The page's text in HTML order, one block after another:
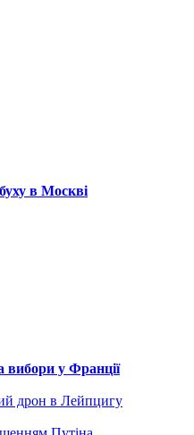
в Москві
вибори у Франції
дрон в Лейпцигу